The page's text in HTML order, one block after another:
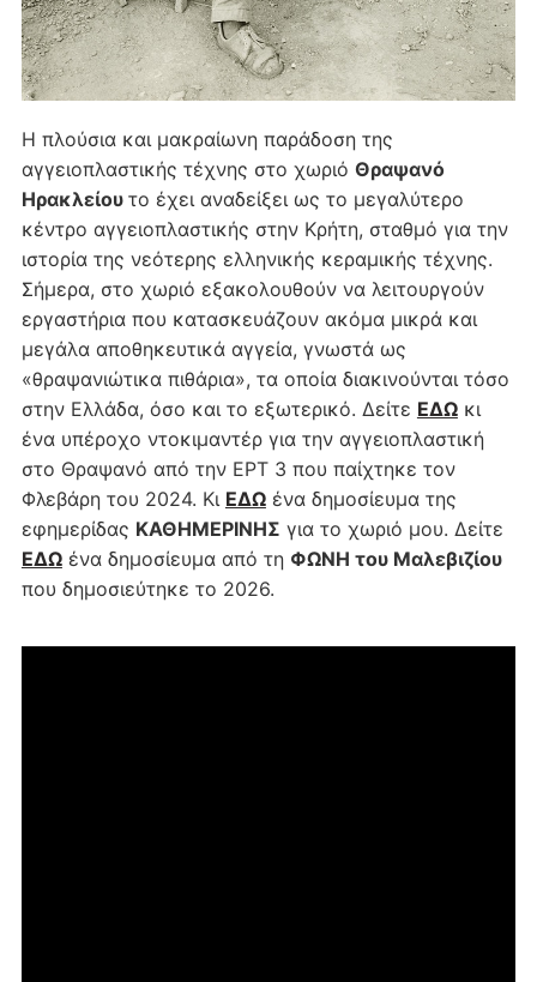
Η πλούσια και μακραίωνη παράδοση της
αγγειοπλαστικής τέχνης στο χωριό Θραψανό
Ηρακλείου το έχει αναδείξει ως το μεγαλύτερο
κέντρο αγγειοπλαστικής στην Κρήτη, σταθμό για την
ιστορία της νεότερης ελληνικής κεραμικής τέχνης.
Σήμερα, στο χωριό εξακολουθούν να λειτουργούν
εργαστήρια που κατασκευάζουν ακόμα μικρά και
μεγάλα αποθηκευτικά αγγεία, γνωστά ως
«θραψανιώτικα πιθάρια», τα οποία διακινούνται τόσο
στην Ελλάδα, όσο και το εξωτερικό. Δείτε ΕΔΩκι
ένα υπέροχο ντοκιμαντέρ για την αγγειοπλαστική
στο Θραψανό από την ΕΡΤ 3 που παίχτηκε τον
Φλεβάρη του 2024. Κι ΕΔΩένα δημοσίευμα της
εφημερίδας ΚΑΘΗΜΕΡΙΝΗΣ για το χωριό μου. Δείτε
ΕΔΩένα δημοσίευμα από τη ΦΩΝΗ του Μαλεβιζίου
που δημοσιεύτηκε το 2026.